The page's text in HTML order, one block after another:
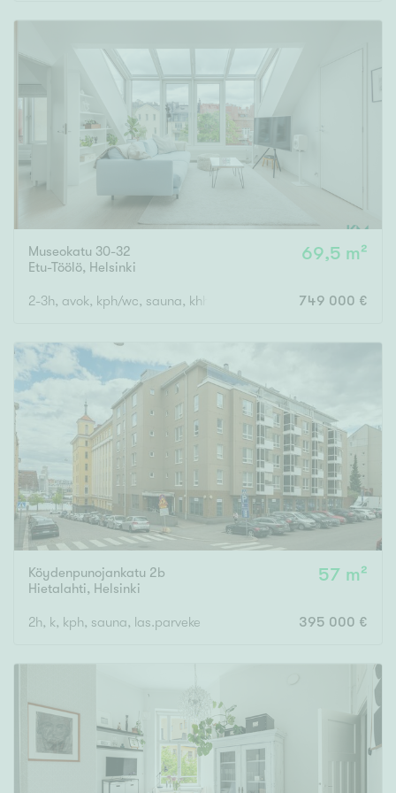
Rakennusvuosi
Uudiskohteet
Vain uudiskohteet
Arvokohteet
Vain arvokohteet Ei arvokohteita
Kunto
Hyvä
Tyydyttävä
Välttävä
Ominaisuudet
Hissi
Järvi- tai merinäköala
Maalämpö
Oma ranta
Oma sauna
Museokatu 30-32
Etu-Töölö, Helsinki
69,5 m²
2-3h, avok, kph/wc, sauna, khh/wc, parvi, 2 ranskal.parveketta
749 000 €
Köydenpunojankatu 2b
Hietalahti, Helsinki
57 m²
2h, k, kph, sauna, las.parveke 395 000 €